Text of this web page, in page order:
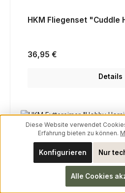
HKM Fliegenset "Cuddle
Regulärer Preis:
36,95 €
Details
%Rabatt
Diese Website verwendet
Erfahrung bieten zu können.
Nur
Konfigurieren
Alle Cookies